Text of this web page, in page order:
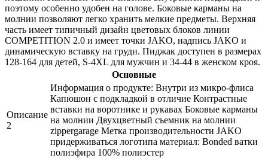
поэтому особенно удобен на голове. Боковые карманы на
молнии позволяют легко хранить мелкие предметы. Верхняя
часть имеет типичный дизайн цветовых блоков линии
COMPETITION 2.0 и имеет точки JAKO, надпись JAKO и
динамическую вставку на груди. Пиджак доступен в размерах
128-164 для детей, S-4XL для мужчин и 34-44 в женском кроя.
Основные
Описание
2
Информация о продукте: Внутри из микро-флиса
Капюшон с подкладкой в ​​отличие Контрастные
вставки на воротнике и рукавах Боковые карманы
на молнии Двухцветный съемник на молнии
zippergarage Метка производительности JAKO
придерживаться логотипа материал: Bonded ватки
полиэфира 100% полиэстер